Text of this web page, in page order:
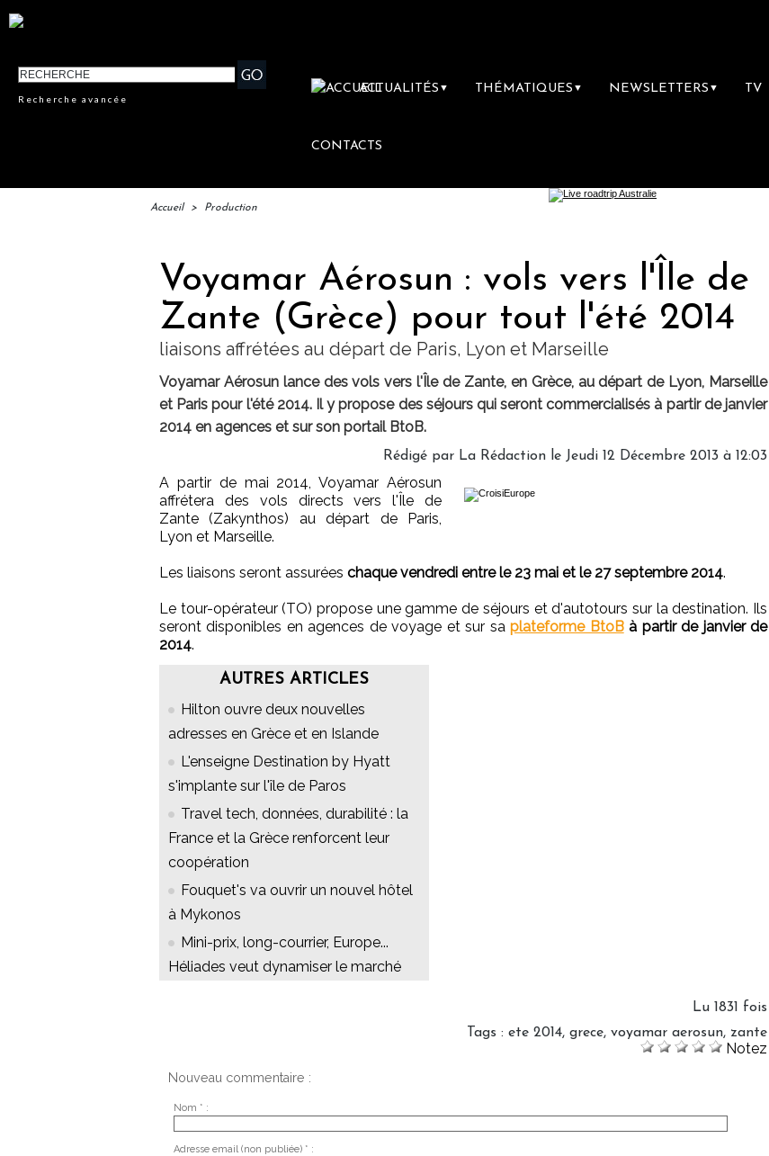
Recherche avancée
ACTUALITÉS ▼ THÉMATIQUES ▼ NEWSLETTERS ▼ TV
CONTACTS
Accueil > Production
Voyamar Aérosun : vols vers l'Île de
Zante (Grèce) pour tout l'été 2014
liaisons affrétées au départ de Paris, Lyon et Marseille
Voyamar Aérosun lance des vols vers l'Île de Zante, en Grèce, au départ de Lyon, Marseille
et Paris pour l'été 2014. Il y propose des séjours qui seront commercialisés à partir de janvier
2014 en agences et sur son portail BtoB.
Rédigé par La Rédaction le Jeudi 12 Décembre 2013 à 12:03
A partir de mai 2014, Voyamar Aérosun
affrétera des vols directs vers l'Île de
Zante (Zakynthos) au départ de Paris,
Lyon et Marseille.
Les liaisons seront assurées chaque vendredi entre le 23 mai et le 27 septembre 2014.
Le tour-opérateur (TO) propose une gamme de séjours et d'autotours sur la destination. Ils
seront disponibles en agences de voyage et sur saplateforme BtoB à partir de janvier de
2014.
AUTRES ARTICLES
Hilton ouvre deux nouvelles
adresses en Grèce et en Islande
L'enseigne Destination by Hyatt
s'implante sur l'île de Paros
Travel tech, données, durabilité : la
France et la Grèce renforcent leur
coopération
Fouquet's va ouvrir un nouvel hôtel
à Mykonos
Mini-prix, long-courrier, Europe...
Héliades veut dynamiser le marché
Lu 1831 fois
Tags : ete 2014, grece, voyamar aerosun, zante
Notez
Nouveau commentaire :
Nom * :
Adresse email (non publiée) * :